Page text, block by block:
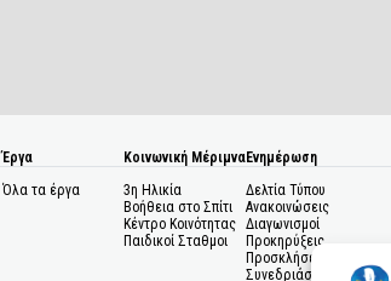
Έργα
Όλα τα έργα
Κοινωνική Μέριμνα
3η Ηλικία
Βοήθεια στο Σπίτι
Κέντρο Κοινότητας
Παιδικοί Σταθμοι
Ενημέρωση
Δελτία Τύπου
Ανακοινώσεις
Διαγωνισμοί
Προκηρύξεις
Προσκλήσεις σε
Συνεδριάσεις Δημοτικού